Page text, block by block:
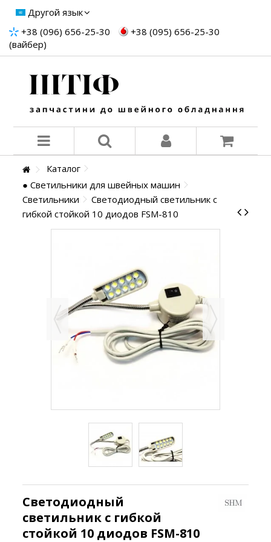
Другой язык
+38 (096) 656-25-30
+38 (095) 656-25-30
(вайбер)
Каталог
● Светильники для швейных машин
Светильники
Светодиодный светильник с
гибкой стойкой 10 диодов FSM-810
Светодиодный
светильник с гибкой
стойкой 10 диодов FSM-810